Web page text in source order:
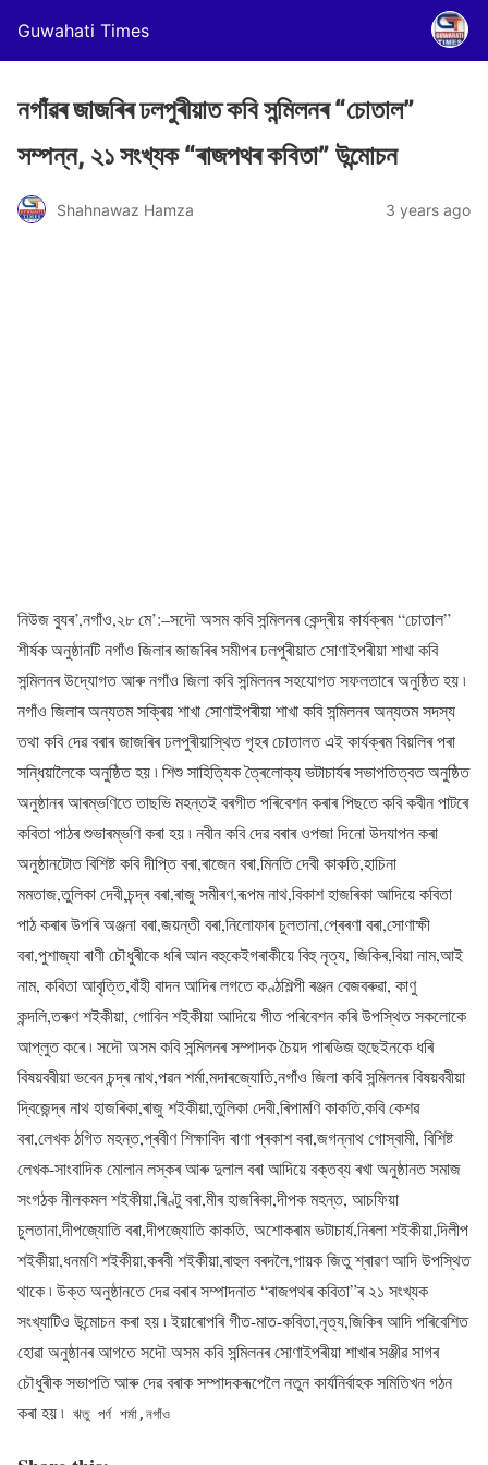
Guwahati Times
নগাঁৱৰ জাজৰিৰ ঢলপুৰীয়াত কবি সন্মিলনৰ “চোতাল”
সম্পন্ন, ২১ সংখ্যক “ৰাজপথৰ কবিতা” উন্মোচন
Shahnawaz Hamza 3 years ago
নিউজ ব্যুৰ’,নগাঁও,২৮ মে’:–সদৌ অসম কবি সন্মিলনৰ কেন্দ্ৰীয় কাৰ্যক্ৰম “চোতাল”
শীৰ্ষক অনুষ্ঠানটি নগাঁও জিলাৰ জাজৰিৰ সমীপৰ ঢলপুৰীয়াত সোণাইপৰীয়া শাখা কবি
সন্মিলনৰ উদ্যোগত আৰু নগাঁও জিলা কবি সন্মিলনৰ সহযোগত সফলতাৰে অনুষ্ঠিত হয় ৷
নগাঁও জিলাৰ অন্যতম সক্ৰিয় শাখা সোণাইপৰীয়া শাখা কবি সন্মিলনৰ অন্যতম সদস্য
তথা কবি দেৱ বৰাৰ জাজৰিৰ ঢলপুৰীয়াস্থিত গৃহৰ চোতালত এই কাৰ্যক্ৰম বিয়লিৰ পৰা
সন্ধিয়ালৈকে অনুষ্ঠিত হয় ৷ শিশু সাহিত্যিক ত্ৰৈলোক্য ভটাচাৰ্যৰ সভাপতিত্বত অনুষ্ঠিত
অনুষ্ঠানৰ আৰম্ভণিতে তাছভি মহন্তই বৰগীত পৰিবেশন কৰাৰ পিছতে কবি কবীন পাটৰে
কবিতা পাঠৰ শুভাৰম্ভণি কৰা হয় ৷ নবীন কবি দেৱ বৰাৰ ওপজা দিনো উদযাপন কৰা
অনুষ্ঠানটোত বিশিষ্ট কবি দীপ্তি বৰা,ৰাজেন বৰা,মিনতি দেবী কাকতি,হাচিনা
মমতাজ,তুলিকা দেবী,চন্দ্ৰ বৰা,ৰাজু সমীৰণ,ৰূপম নাথ,বিকাশ হাজৰিকা আদিয়ে কবিতা
পাঠ কৰাৰ উপৰি অঞ্জনা বৰা,জয়ন্তী বৰা,নিলোফাৰ চুলতানা,প্ৰেৰণা বৰা,সোণাক্ষী
বৰা,পুশাজ্যা ৰাণী চৌধুৰীকে ধৰি আন বহুকেইগৰাকীয়ে বিহু নৃত্য, জিকিৰ,বিয়া নাম,আই
নাম, কবিতা আবৃত্তি,বাঁহী বাদন আদিৰ লগতে কণ্ঠশিল্পী ৰঞ্জন বেজবৰুৱা, কাণু
কন্দলি,তৰুণ শইকীয়া, গোবিন শইকীয়া আদিয়ে গীত পৰিবেশন কৰি উপস্থিত সকলোকে
আপ্লুত কৰে ৷ সদৌ অসম কবি সন্মিলনৰ সম্পাদক চৈয়দ পাৰভিজ হুছেইনকে ধৰি
বিষয়ববীয়া ভবেন চন্দ্ৰ নাথ,পৱন শৰ্মা,মদাৰজ্যোতি,নগাঁও জিলা কবি সন্মিলনৰ বিষয়ববীয়া
দ্বিজেন্দ্ৰ নাথ হাজৰিকা,ৰাজু শইকীয়া,তুলিকা দেবী,ৰিপামণি কাকতি,কবি কেশৱ
বৰা,লেখক ঠগিত মহন্ত,প্ৰবীণ শিক্ষাবিদ ৰাণা প্ৰকাশ বৰা,জগন্নাথ গোস্বামী, বিশিষ্ট
লেখক-সাংবাদিক মোলান লস্কৰ আৰু দুলাল বৰা আদিয়ে বক্তব্য ৰখা অনুষ্ঠানত সমাজ
সংগঠক নীলকমল শইকীয়া,ৰিণ্টু বৰা,মীৰ হাজৰিকা,দীপক মহন্ত, আচফিয়া
চুলতানা,দীপজ্যোতি বৰা,দীপজ্যোতি কাকতি, অশোকৰাম ভটাচাৰ্য,নিৰলা শইকীয়া,দিলীপ
শইকীয়া,ধনমণি শইকীয়া,কৰবী শইকীয়া,ৰাহুল বৰদলৈ,গায়ক জিতু শ্ৰাৱণ আদি উপস্থিত
থাকে ৷ উক্ত অনুষ্ঠানতে দেৱ বৰাৰ সম্পাদনাত “ৰাজপথৰ কবিতা”ৰ ২১ সংখ্যক
সংখ্যাটিও উন্মোচন কৰা হয় ৷ ইয়াৰোপৰি গীত-মাত-কবিতা,নৃত্য,জিকিৰ আদি পৰিবেশিত
হোৱা অনুষ্ঠানৰ আগতে সদৌ অসম কবি সন্মিলনৰ সোণাইপৰীয়া শাখাৰ সঞ্জীৱ সাগৰ
চৌধুৰীক সভাপতি আৰু দেৱ বৰাক সম্পাদকৰূপেলৈ নতুন কাৰ্যনিৰ্বাহক সমিতিখন গঠন
কৰা হয় ৷ ঋতু পৰ্ণ শৰ্মা,নগাঁও